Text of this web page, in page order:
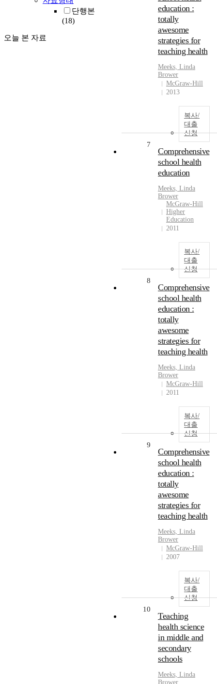
단행본
(18)
오늘 본 자료
education :
totally
awesome
strategies for
teaching health
Meeks, Linda
Brower
McGraw-Hill
2013
복사/
대출
신청
7
Comprehensive
school health
education
Meeks, Linda
Brower
McGraw-Hill
Higher
Education
2011
복사/
대출
신청
8
Comprehensive
school health
education :
totally
awesome
strategies for
teaching health
Meeks, Linda
Brower
McGraw-Hill
2011
복사/
대출
신청
9
Comprehensive
school health
education :
totally
awesome
strategies for
teaching health
Meeks, Linda
Brower
McGraw-Hill
2007
복사/
대출
신청
10
Teaching
health science
in middle and
secondary
schools
Meeks, Linda
Brower